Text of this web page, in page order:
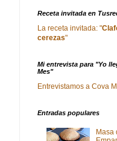
Receta invitada en
La receta invitada: "
cerezas"
Mi entrevista para "Yo
Mes"
Entrevistamos a Cova
Entradas populares
Masa